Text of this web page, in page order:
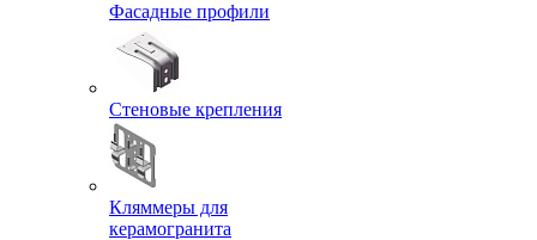
Фасадные профили
Стеновые крепления
Кляммеры для
керамогранита